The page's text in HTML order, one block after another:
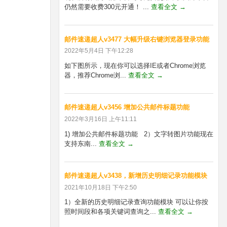
仍然需要收费300元开通！ ... 查看全文 →
邮件速递超人v3477 大幅升级右键浏览器登录功能
2022年5月4日 下午12:28
如下图所示，现在你可以选择IE或者Chrome浏览
器，推荐Chrome浏... 查看全文 →
邮件速递超人v3456 增加公共邮件标题功能
2022年3月16日 上午11:11
1) 增加公共邮件标题功能 2）文字转图片功能现在
支持东南... 查看全文 →
邮件速递超人v3438，新增历史明细记录功能模块
2021年10月18日 下午2:50
1）全新的历史明细记录查询功能模块 可以让你按
照时间段和各项关键词查询之... 查看全文 →